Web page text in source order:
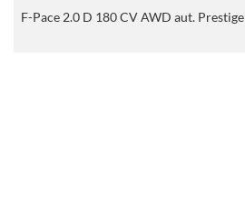
F-Pace 2.0 D 180 CV AWD aut. Prestige